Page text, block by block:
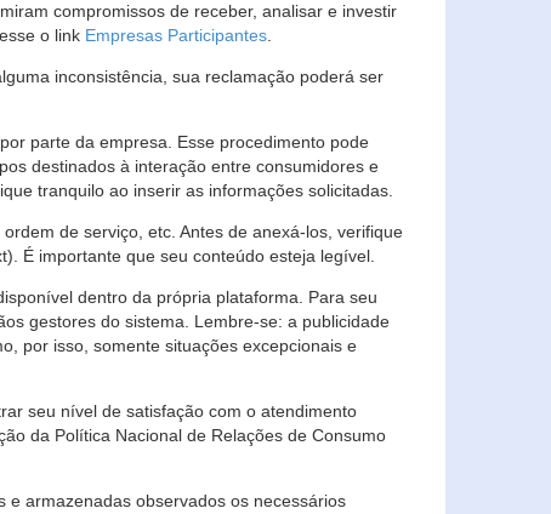
compromissos de receber, analisar e investir
o link Empresas Participantes
inconsistência, sua reclamação poderá ser
parte da empresa. Esse procedimento pode
destinados à interação entre consumidores e
tranquilo ao inserir as informações solicitadas.
de serviço, etc. Antes de anexá-los, verifique
É importante que seu conteúdo esteja legível.
dentro da própria plataforma. Para seu
gestores do sistema. Lembre-se: a publicidade
por isso, somente situações excepcionais e
seu nível de satisfação com o atendimento
da Política Nacional de Relações de Consumo
armazenadas observados os necessários